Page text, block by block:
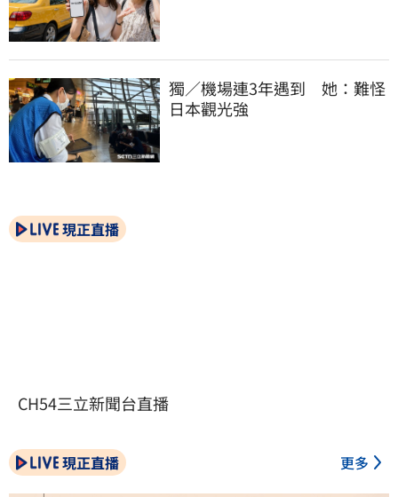
獨／機場連3年遇到　她：難怪
日本觀光強
現正直播
CH54三立新聞台直播
現正直播 更多